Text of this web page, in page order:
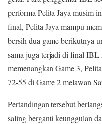
performa Pelita Jaya musim
final, Pelita Jaya mampu
bersih dua game berikutnya
sama juga terjadi di final
memenangkan Game 3,
72-55 di Game 2 melawan
Pertandingan tersebut
saling berganti keunggulan